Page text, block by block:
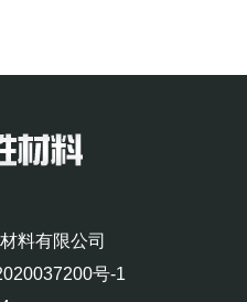
料有限公司
号-1